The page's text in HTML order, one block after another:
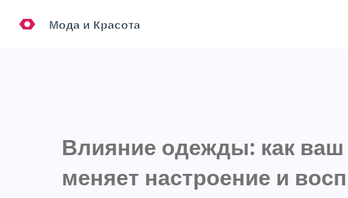
Влияние одежды: как ваш
меняет настроение и